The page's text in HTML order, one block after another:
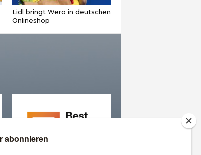
Lidl bringt Wero in deutschen
Onlineshop